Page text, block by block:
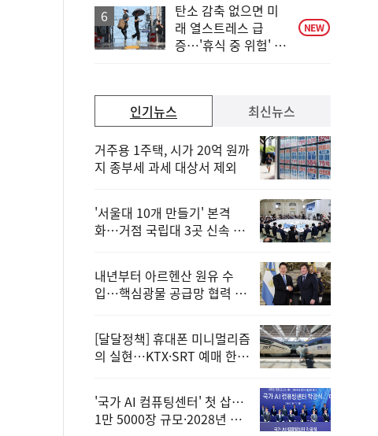
탄소 감축 없으면 미
래 열스트레스 급
증…'휴식 중 위험' 상
NEW
인기뉴스
거주용 1주택, 시가 20억 원까
지 종부세 과세 대상서 제외
'서울대 10개 만들기' 본격
화…거점 국립대 3곳 신속 선
내년부터 아르헨산 원유 수
입…핵심광물 공급망 협력 체
[달달정책] 휴대폰 미니멀리즘
의 실현…KTX·SRT 예매 한
'국가 AI 컴퓨팅센터' 첫 삽…
1만 5000장 규모·2028년 완
최신뉴스